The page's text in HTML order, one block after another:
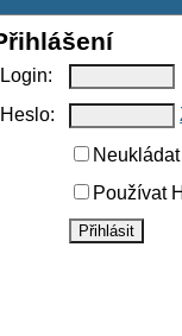
Login:
Heslo:
Používat